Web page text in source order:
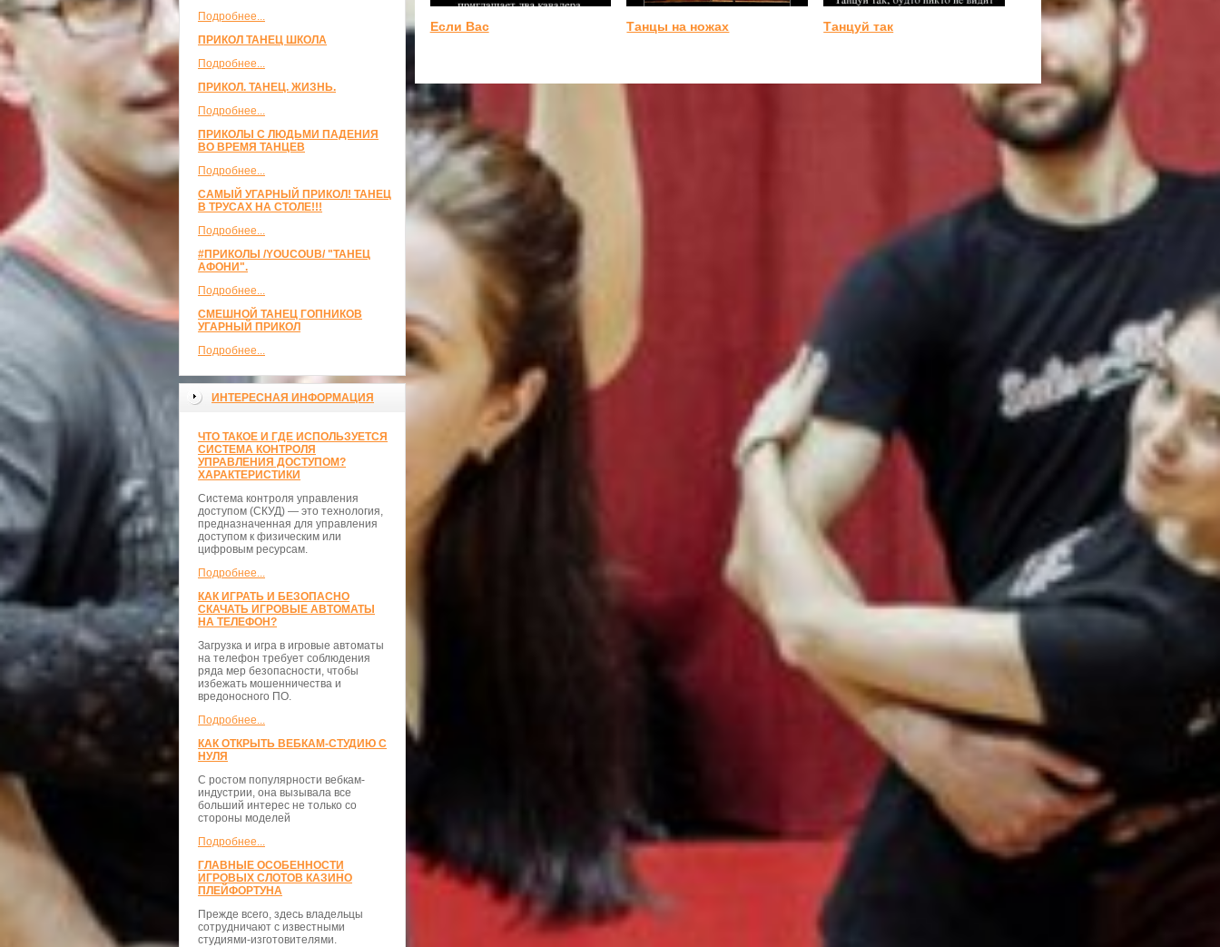
Подробнее...
ПРИКОЛ ТАНЕЦ ШКОЛА
Подробнее...
ПРИКОЛ. ТАНЕЦ. ЖИЗНЬ.
Подробнее...
ПРИКОЛЫ С ЛЮДЬМИ ПАДЕНИЯ
ВО ВРЕМЯ ТАНЦЕВ
Подробнее...
САМЫЙ УГАРНЫЙ ПРИКОЛ! ТАНЕЦ
В ТРУСАХ НА СТОЛЕ!!!
Подробнее...
#ПРИКОЛЫ /YOUCOUB/ "ТАНЕЦ
АФОНИ".
Подробнее...
СМЕШНОЙ ТАНЕЦ ГОПНИКОВ
УГАРНЫЙ ПРИКОЛ
Подробнее...
ИНТЕРЕСНАЯ ИНФОРМАЦИЯ
ЧТО ТАКОЕ И ГДЕ ИСПОЛЬЗУЕТСЯ
СИСТЕМА КОНТРОЛЯ
УПРАВЛЕНИЯ ДОСТУПОМ?
ХАРАКТЕРИСТИКИ
Система контроля управления
доступом (СКУД) — это технология,
предназначенная для управления
доступом к физическим или
цифровым ресурсам.
Подробнее...
КАК ИГРАТЬ И БЕЗОПАСНО
СКАЧАТЬ ИГРОВЫЕ АВТОМАТЫ
НА ТЕЛЕФОН?
Загрузка и игра в игровые автоматы
на телефон требует соблюдения
ряда мер безопасности, чтобы
избежать мошенничества и
вредоносного ПО.
Подробнее...
КАК ОТКРЫТЬ ВЕБКАМ-СТУДИЮ С
НУЛЯ
С ростом популярности вебкам-
индустрии, она вызывала все
больший интерес не только со
стороны моделей
Подробнее...
ГЛАВНЫЕ ОСОБЕННОСТИ
ИГРОВЫХ СЛОТОВ КАЗИНО
ПЛЕЙФОРТУНА
Прежде всего, здесь владельцы
сотрудничают с известными
студиями-изготовителями.
Если Вас Танцы на ножах Танцуй так